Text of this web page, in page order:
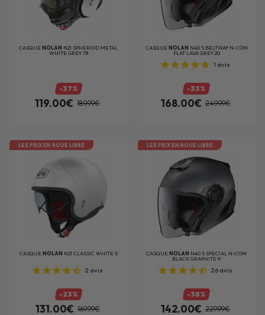
CASQUENOLAN N21 SPHEROID METAL
WHITE GREY 78
-37%
119.00€ 189.99€
CASQUE NOLAN N40 5 BELTWAY N-COM
FLAT LAVA GREY 20
1 avis
-33%
168.00€ 249.99€
LES PRIX EN ROUE LIBRE
CASQUE NOLAN N21 CLASSIC WHITE 5
2 avis
-23%
131.00€ 169.99€
LES PRIX EN ROUE LIBRE
CASQUENOLAN N40 5 SPECIAL N-COM
BLACK GRAPHITE 9
26 avis
-38%
142.00€ 229.99€